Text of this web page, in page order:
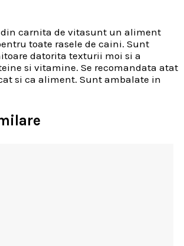
carnita de vitasunt un aliment
toate rasele de caini. Sunt
datorita texturii moi si a
si vitamine. Se recomandata atat
si ca aliment. Sunt ambalate in